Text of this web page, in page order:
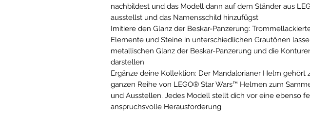
nachbildest und das Modell dann auf dem Ständer aus
ausstellst und das Namensschild hinzufügst
Imitiere den Glanz der Beskar-Panzerung:
Elemente und Steine in unterschiedlichen Grautönen
metallischen Glanz der Beskar-Panzerung und die
darstellen
Ergänze deine Kollektion: Der Mandalorianer Helm gehört
ganzen Reihe von LEGO® Star Wars™ Helmen zum
und Ausstellen. Jedes Modell stellt dich vor eine ebenso
anspruchsvolle Herausforderung